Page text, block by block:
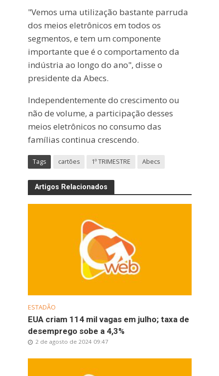
"Vemos uma utilização bastante parruda
dos meios eletrônicos em todos os
segmentos, e tem um componente
importante que é o comportamento da
indústria ao longo do ano", disse o
presidente da Abecs.
Independentemente do crescimento ou
não de volume, a participação desses
meios eletrônicos no consumo das
famílias continua crescendo.
Tags cartões 1º TRIMESTRE Abecs
Artigos Relacionados
ESTADÃO
EUA criam 114 mil vagas em julho; taxa de
desemprego sobe a 4,3%
2 de agosto de 2024 09:47